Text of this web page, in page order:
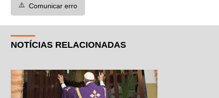
⚠️ Comunicar erro
NOTÍCIAS RELACIONADAS